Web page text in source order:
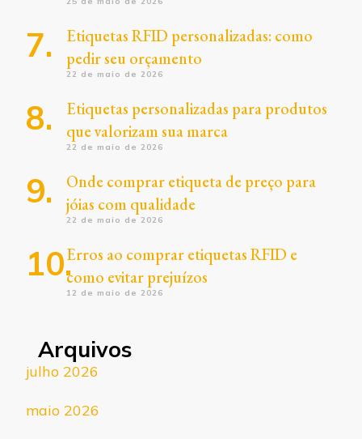
Etiquetas RFID personalizadas: como
pedir seu orçamento
22 de maio de 2026
Etiquetas personalizadas para produtos
que valorizam sua marca
22 de maio de 2026
Onde comprar etiqueta de preço para
jóias com qualidade
22 de maio de 2026
Erros ao comprar etiquetas RFID e
como evitar prejuízos
12 de maio de 2026
Arquivos
julho 2026
maio 2026